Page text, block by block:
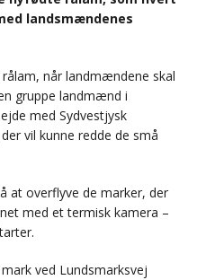
landsmændenes
når landmændene skal
gruppe landmænd i
med Sydvestjysk
vil kunne redde de små
at overflyve de marker, der
med et termisk kamera –
ved Lundsmarksvej